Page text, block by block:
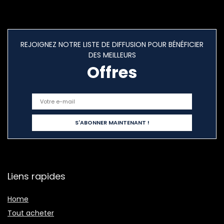
REJOIGNEZ NOTRE LISTE DE DIFFUSION POUR BÉNÉFICIER
DES MEILLEURS
Offres
Liens rapides
Home
Tout acheter